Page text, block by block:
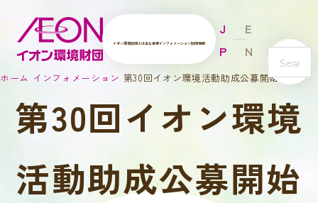
イオン環境財団とは主な事業インフォメーション財団情報
J
P
E
N
s
e
a
r
c
ホーム インフォメーション 第30回イオン環境活動助成公募開始
第30回イオン環境
活動助成公募開始